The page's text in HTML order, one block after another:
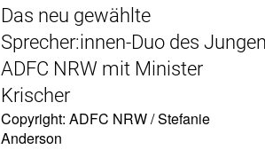
Das neu gewählte
Sprecher:innen-Duo des
ADFC NRW mit Minister
Krischer
Copyright: ADFC NRW / Stefanie
Anderson